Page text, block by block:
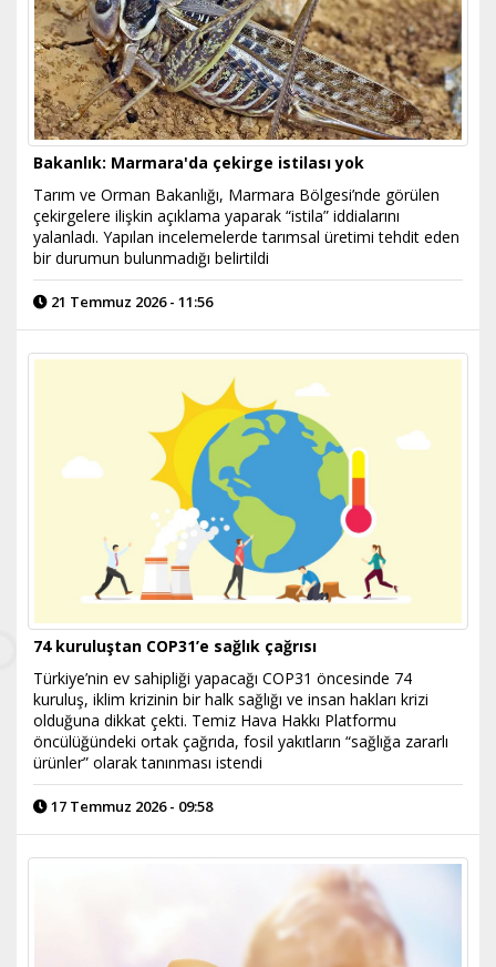
Bakanlık: Marmara'da çekirge istilası yok
Tarım ve Orman Bakanlığı, Marmara Bölgesi’nde görülen
çekirgelere ilişkin açıklama yaparak “istila” iddialarını
yalanladı. Yapılan incelemelerde tarımsal üretimi tehdit eden
bir durumun bulunmadığı belirtildi
21 Temmuz 2026 - 11:56
74 kuruluştan COP31’e sağlık çağrısı
Türkiye’nin ev sahipliği yapacağı COP31 öncesinde 74
kuruluş, iklim krizinin bir halk sağlığı ve insan hakları krizi
olduğuna dikkat çekti. Temiz Hava Hakkı Platformu
öncülüğündeki ortak çağrıda, fosil yakıtların “sağlığa zararlı
ürünler” olarak tanınması istendi
17 Temmuz 2026 - 09:58